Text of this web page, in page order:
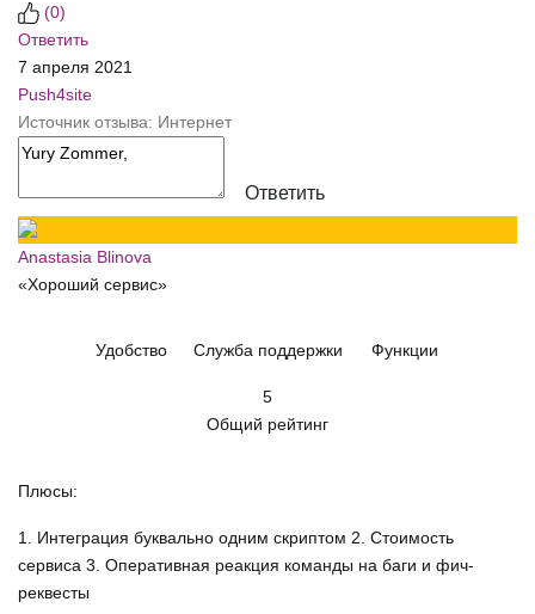
(0)
Ответить
7 апреля 2021
Push4site
Источник отзыва: Интернет
Ответить
Anastasia Blinova
«Хороший сервис»
Удобство Служба поддержки Функции
5
Общий рейтинг
Плюсы:
1. Интеграция буквально одним скриптом 2. Стоимость
сервиса 3. Оперативная реакция команды на баги и фич-
реквесты